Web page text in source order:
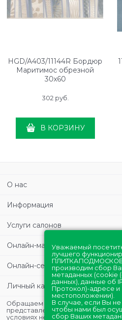
HGD/A403/11144R Бордюр
Маритимос обрезной
30х60
302 руб.
В КОРЗИНУ
О нас
Информация
Услуги салонов
Онлайн-магазин
Онлайн-сервисы
Личный кабинет
Обращаем Ваше внимание на то,
представлена в ознакомительных
условиях не является
Уважаемый
лучшего
производим сбор
метаданных (cookie
данных), данные об
Протокол)-адресе и
местоположении).
В случае, если Вы не
чтобы нами был
сбор Ваших